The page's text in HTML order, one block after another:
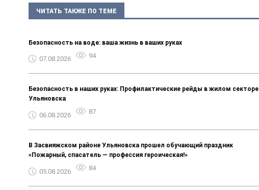
ЧИТАТЬ ТАКЖЕ ПО ТЕМЕ
Безопасность на воде: ваша жизнь в ваших руках
07.08.2026 94
Безопасность в наших руках: Профилактические рейды в жилом секторе
Ульяновска
06.08.2026 87
В Засвияжском районе Ульяновска прошел обучающий праздник
«Пожарный, спасатель — профессия героическая!»
05.08.2026 84